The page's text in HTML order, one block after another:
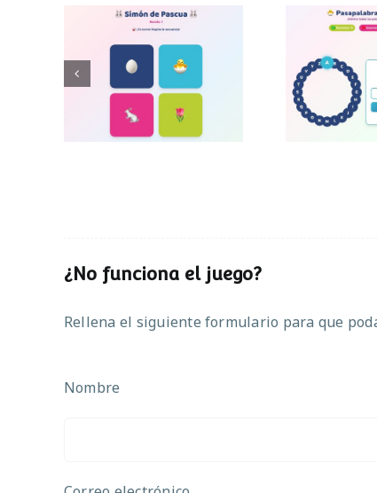
Simon de Pascua
¿No funciona el juego?
Rellena el siguiente formulario para que
Nombre